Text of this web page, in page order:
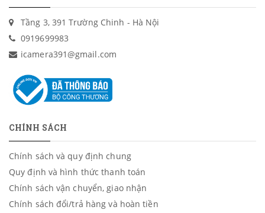
Tầng 3, 391 Trường Chinh - Hà Nội
0919699983
icamera391@gmail.com
CHÍNH SÁCH
Chính sách và quy định chung
Quy định và hình thức thanh toán
Chính sách vận chuyển, giao nhận
Chính sách đổi/trả hàng và hoàn tiền